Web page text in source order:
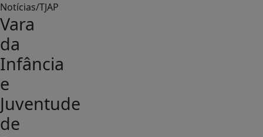
Notícias/TJAP
Vara
da
Infância
e
Juventude
de